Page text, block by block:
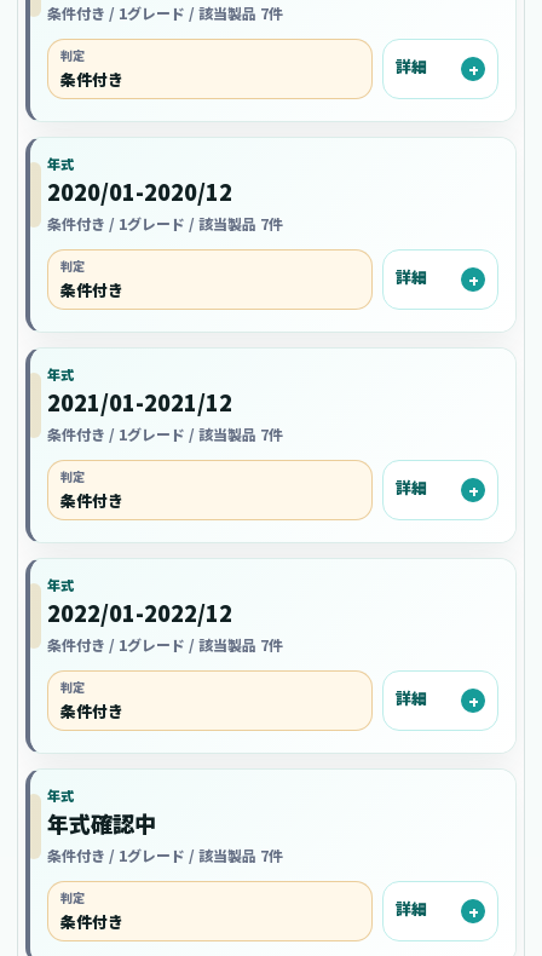
条件付き / 1グレード / 該当製品 7件
判定
条件付き
詳細
年式
2020/01-2020/12
条件付き / 1グレード / 該当製品 7件
判定
条件付き
詳細
年式
2021/01-2021/12
条件付き / 1グレード / 該当製品 7件
判定
条件付き
詳細
年式
2022/01-2022/12
条件付き / 1グレード / 該当製品 7件
判定
条件付き
詳細
年式
年式確認中
条件付き / 1グレード / 該当製品 7件
判定
条件付き
詳細